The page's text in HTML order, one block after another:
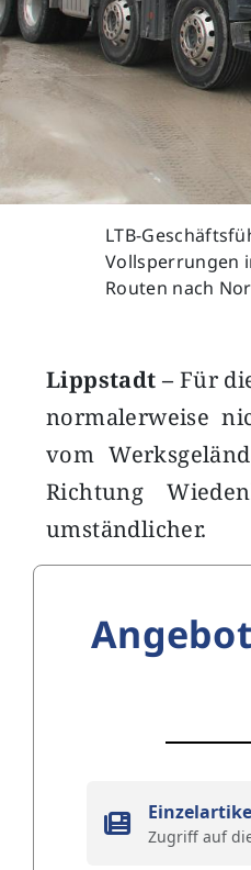
LTB-
Vollsperrungen
Routen nach
Lippstadt – Für
normalerweise
vom
Richtung
umständlicher.
Zugriff auf